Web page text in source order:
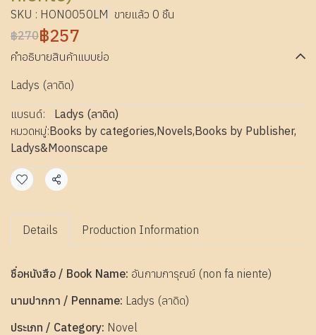
SKU : HON0050LM ขายแล้ว 0 ชิ้น
฿270฿257
คำอธิบายสินค้าแบบย่อ
Ladys (ลาดิด)
แบรนด์:
Ladys (ลาดิด)
หมวดหมู่:Books by categories,Novels,Books by Publisher,
Ladys&Moonscape
แชร์
Details Production Information
ชื่อหนังสือ / Book Name: อันกามการุณย์ (​​non fa niente)
นามปากกา / Penname: Ladys (ลาดิด)
ประเภท / Category: Novel